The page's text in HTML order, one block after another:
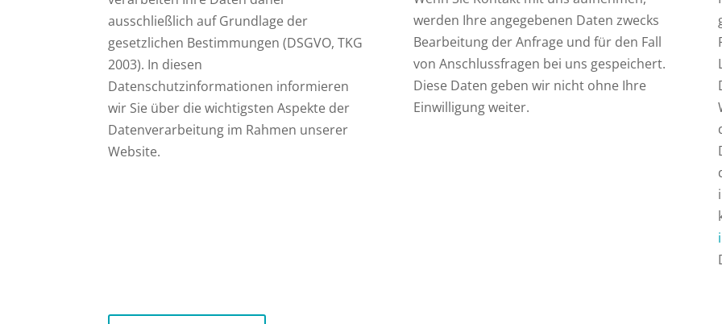
ausschließlich auf Grundlage der
gesetzlichen Bestimmungen (DSGVO, TKG
2003). In diesen
Datenschutzinformationen informieren
wir Sie über die wichtigsten Aspekte der
Datenverarbeitung im Rahmen unserer
Website.
werden Ihre angegebenen Daten zwecks
Bearbeitung der Anfrage und für den Fall
von Anschlussfragen bei uns gespeichert.
Diese Daten geben wir nicht ohne Ihre
Einwilligung weiter.